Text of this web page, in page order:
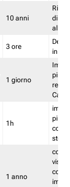
10 anni
di
3 ore
in
1 giorno
più
1h
più
1 anno